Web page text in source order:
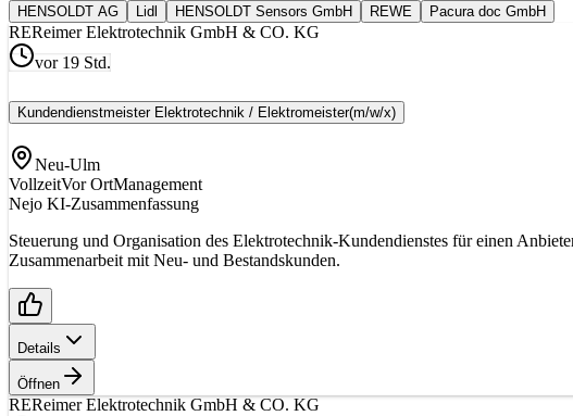
HENSOLDT AG Lidl HENSOLDT Sensors GmbH REWE Pacura doc GmbH
REReimer Elektrotechnik GmbH & CO. KG
vor 19 Std.
Kundendienstmeister Elektrotechnik / Elektromeister(m/w/x)
Neu-Ulm
VollzeitVor OrtManagement
Nejo KI-Zusammenfassung
Steuerung und Organisation des Elektrotechnik-Kundendienstes für einen
Zusammenarbeit mit Neu- und Bestandskunden.
Details
Öffnen
REReimer Elektrotechnik GmbH & CO. KG